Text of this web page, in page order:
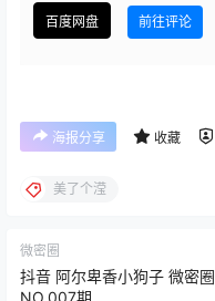
百度网盘 前往评论
海报分享 收藏
美了个滢
微密圈
抖音 阿尔卑香小狗子 微密圈
NO.007期